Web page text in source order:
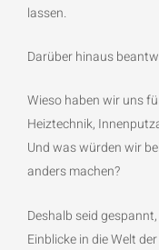
lassen.
Darüber hinaus
Wieso haben wir uns
Heiztechnik,
Und was würden wir
anders machen?
Deshalb seid
Einblicke in die Welt